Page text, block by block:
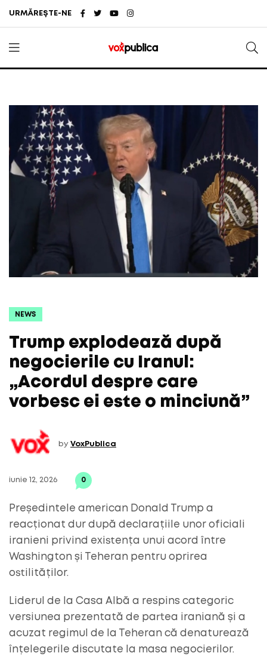
URMĂREȘTE-NE
NEWS
Trump explodează după
negocierile cu Iranul:
„Acordul despre care
vorbesc ei este o minciună”
by VoxPublica
iunie 12, 2026 0
Președintele american Donald Trump a
reacționat dur după declarațiile unor oficiali
iranieni privind existența unui acord între
Washington și Teheran pentru oprirea
ostilităților.
Liderul de la Casa Albă a respins categoric
versiunea prezentată de partea iraniană și a
acuzat regimul de la Teheran că denaturează
înțelegerile discutate la masa negocierilor.